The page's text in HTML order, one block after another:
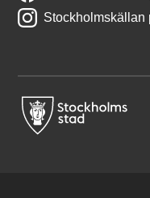
Stockholmskällan